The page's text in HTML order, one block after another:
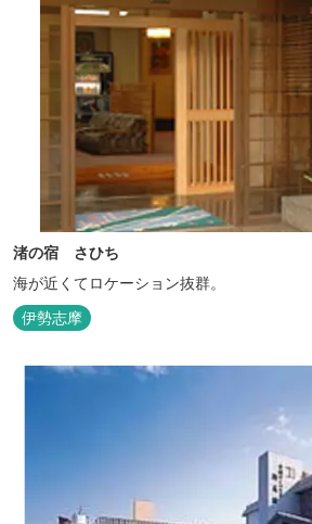
渚の宿 さひち
海が近くてロケーション抜群。
伊勢志摩